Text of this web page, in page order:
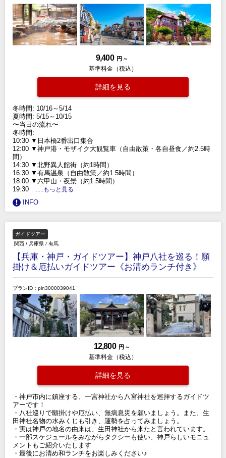
9,400 円 ～
基準料金（税込）
詳細を見る
冬時間: 10/16～5/14
夏時間: 5/15～10/15
〜当日の流れ〜
冬時間:
10:30 ▼日本橋2番出口集合
12:00 ▼神戸港・モザイク大観覧車（自由散策・各自昼食／約2.5時
間）
14:30 ▼北野異人館街（約1時間）
16:30 ▼有馬温泉（自由散策／約1.5時間）
18:00 ▼六甲山・夜景（約1.5時間）
19:30
.....もっと見る
INFO
ガイドツアー
関西 / 兵庫県 / 有馬
【兵庫・神戸・ガイドツアー】神戸八社を巡る！願
掛け＆厄払いガイドツアー《お清めランチ付き》
プランID：pln3000039041
12,800 円 ～
基準料金（税込）
詳細を見る
・神戸市内に鎮座する、一宮神社から八宮神社を巡拝するガイドツ
アーです！
・八社巡りで願掛けや厄払い、無病息災を願いましょう。また、生
田神社名物の水みくじも引き、運勢を占ってみましょう。
・実は神戸の地名の由来は、生田神社から来たと言われています。
・一部スケジュールをみながらタクシーも使い、神戸らしいモニュ
メントもご紹介いたします
・最後にお清め和ランチをお楽しみください♪